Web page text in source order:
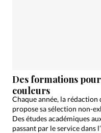
Des formations
couleurs
Chaque année, la
propose sa sélection non-
Des études académiques
passant par le service dans